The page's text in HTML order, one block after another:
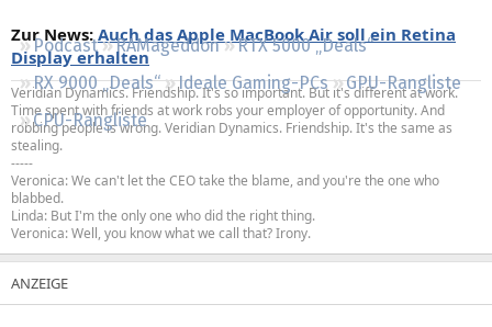
Podcast RAMageddon
RTX 5000 „Deals“
RX 9000 „Deals“
Ideale Gaming-PCs
GPU-Rangliste
CPU-Rangliste
Zur News: Auch das Apple MacBook Air soll ein Retina
Display erhalten
Veridian Dynamics. Friendship. It's so important. But it's different at work.
Time spent with friends at work robs your employer of opportunity. And
robbing people is wrong. Veridian Dynamics. Friendship. It's the same as
stealing.
-----
Veronica: We can't let the CEO take the blame, and you're the one who
blabbed.
Linda: But I'm the only one who did the right thing.
Veronica: Well, you know what we call that? Irony.